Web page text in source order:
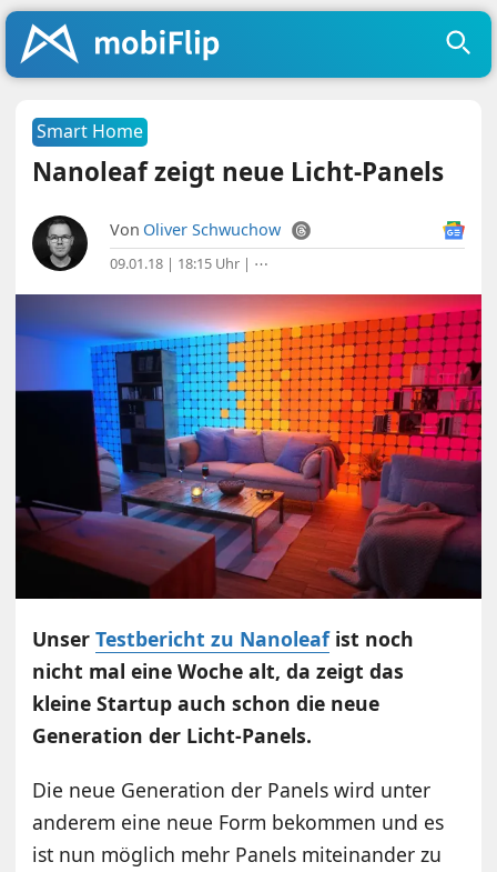
Smart Home
Nanoleaf zeigt neue Licht-Panels
Von Oliver Schwuchow
09.01.18 | 18:15 Uhr | ⋯
UnserTestbericht zu Nanoleafist noch
nicht mal eine Woche alt, da zeigt das
kleine Startup auch schon die neue
Generation der Licht-Panels.
Die neue Generation der Panels wird unter
anderem eine neue Form bekommen und es
ist nun möglich mehr Panels miteinander zu